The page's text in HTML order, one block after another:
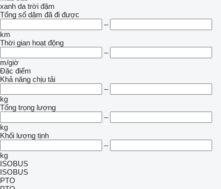
xanh da trời đậm
Tổng số dặm đã đi được
–
km
Thời gian hoạt động
–
m/giờ
Đặc điểm
Khả năng chịu tải
–
kg
Tổng trọng lượng
–
kg
Khối lượng tịnh
–
kg
ISOBUS
ISOBUS
PTO